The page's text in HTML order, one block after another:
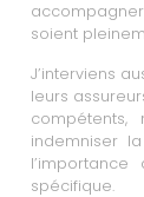
soient
J’interviens
leurs
indemniser
spécifique.